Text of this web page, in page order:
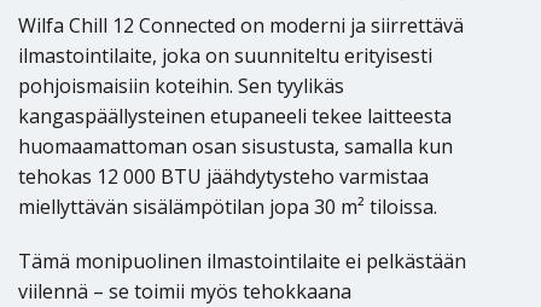
Wilfa Chill 12 Connected on moderni ja siirrettävä
ilmastointilaite, joka on suunniteltu erityisesti
pohjoismaisiin koteihin. Sen tyylikäs
kangaspäällysteinen etupaneeli tekee laitteesta
huomaamattoman osan sisustusta, samalla kun
tehokas 12 000 BTU jäähdytysteho varmistaa
miellyttävän sisälämpötilan jopa 30 m² tiloissa.
Tämä monipuolinen ilmastointilaite ei pelkästään
viilennä – se toimii myös tehokkaana